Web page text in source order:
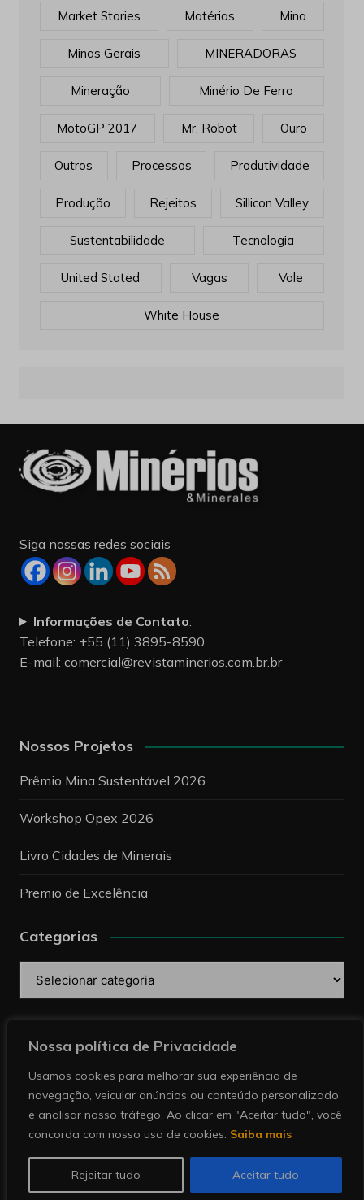
Nossa política de Privacidade
Usamos cookies para melhorar sua experiência de
navegação, veicular anúncios ou conteúdo personalizado
e analisar nosso tráfego. Ao clicar em "Aceitar tudo", você
concorda com nosso uso de cookies. Saiba mais
Rejeitar tudo Aceitar tudo
Market Stories Matérias Mina
Minas Gerais MINERADORAS
Mineração Minério De Ferro
MotoGP 2017 Mr. Robot Ouro
Outros Processos Produtividade
Produção Rejeitos Sillicon Valley
Sustentabilidade Tecnologia
United Stated Vagas Vale
White House
Siga nossas redes sociais
Informações de Contato:
Telefone: +55 (11) 3895-8590
E-mail: comercial@revistaminerios.com.br.br
Nossos Projetos
Prêmio Mina Sustentável 2026
Workshop Opex 2026
Livro Cidades de Minerais
Premio de Excelência
Categorias
mineração. Todos direitos reservados.